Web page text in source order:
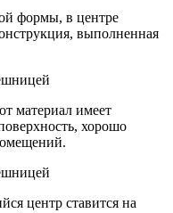
формы, в центре
выполненная
материал имеет
хорошо
центр ставится на